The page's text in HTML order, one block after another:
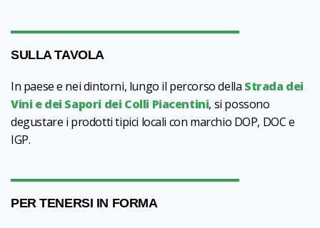
SULLA TAVOLA
In paese e nei dintorni, lungo il percorso della Strada dei
Vini e dei Sapori dei Colli Piacentini, si possono
degustare i prodotti tipici locali con marchio DOP, DOC e
IGP.
PER TENERSI IN FORMA